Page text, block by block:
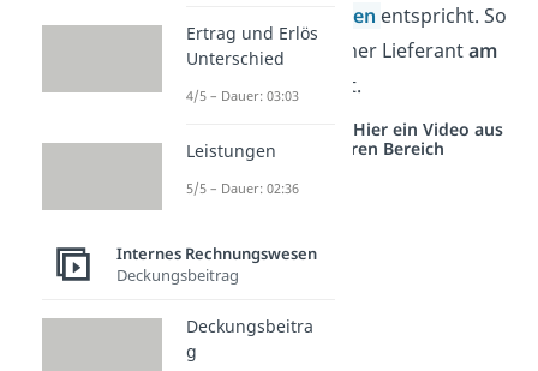
Anschaffungskosten entspricht. So
erkennst du, welcher Lieferantam
günstigstenliefert.
Studyflix vernetzt: Hier ein Video aus
einem anderen Bereich
Ertrag und Erlös
Unterschied
4/5 – Dauer: 03:03
Leistungen
5/5 – Dauer: 02:36
Internes Rechnungswesen
Deckungsbeitrag
Deckungsbeitra
g